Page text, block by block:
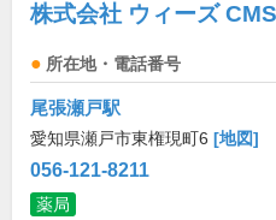
株式会社 ウィーズ
所在地・電話番号
尾張瀬戸駅
愛知県瀬戸市東権現町6 [地図]
056-121-8211
薬局